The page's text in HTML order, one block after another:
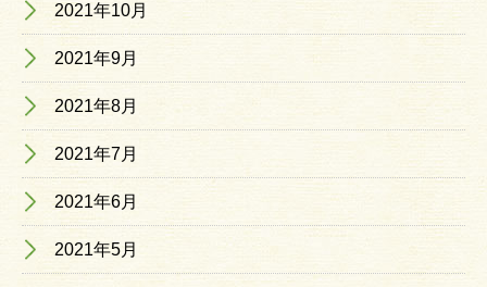
2021年10月
2021年9月
2021年8月
2021年7月
2021年6月
2021年5月